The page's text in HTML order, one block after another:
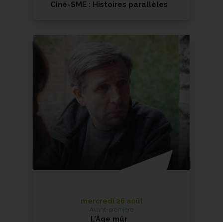
Projection accessible aux personnes sourdes et
malentendantes
Ciné-SME : Histoires parallèles
mercredi 26 août
Avant-première
L'Âge mûr